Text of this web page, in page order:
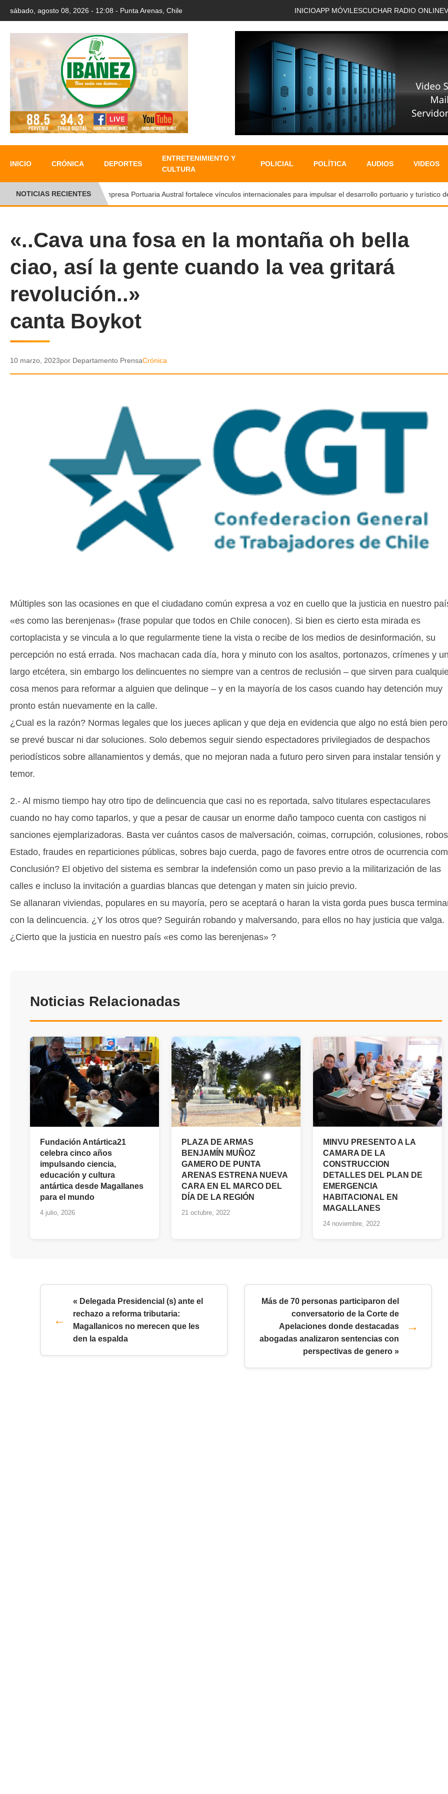
sábado, agosto 08, 2026 - 12:08 - Punta Arenas, Chile INICIOAPP MÓVIL ESCUCHAR RADIO ONLINE
INICIO CRÓNICA DEPORTES
ENTRETENIMIENTO Y
CULTURA
POLICIAL POLÍTICA AUDIOS VIDEOS
NOTICIAS RECIENTESEmpresa Portuaria Austral fortalece vínculos internacionales para impulsar el desarrollo portuario y turístico de
«..Cava una fosa en la montaña oh bella
ciao, así la gente cuando la vea gritará
revolución..»
canta Boykot
10 marzo, 2023por Departamento PrensaCrónica
Múltiples son las ocasiones en que el ciudadano común expresa a voz en cuello que la justicia en nuestro
«es como las berenjenas» (frase popular que todos en Chile conocen). Si bien es cierto esta mirada es
cortoplacista y se vincula a lo que regularmente tiene la vista o recibe de los medios de desinformación, su
percepción no está errada. Nos machacan cada día, hora y minuto con los asaltos, portonazos, crímenes y
largo etcétera, sin embargo los delincuentes no siempre van a centros de reclusión – que sirven para
cosa menos para reformar a alguien que delinque – y en la mayoría de los casos cuando hay detención muy
pronto están nuevamente en la calle.
¿Cual es la razón? Normas legales que los jueces aplican y que deja en evidencia que algo no está bien
se prevé buscar ni dar soluciones. Solo debemos seguir siendo espectadores privilegiados de despachos
periodísticos sobre allanamientos y demás, que no mejoran nada a futuro pero sirven para instalar tensión y
temor.
2.- Al mismo tiempo hay otro tipo de delincuencia que casi no es reportada, salvo titulares espectaculares
cuando no hay como taparlos, y que a pesar de causar un enorme daño tampoco cuenta con castigos ni
sanciones ejemplarizadoras. Basta ver cuántos casos de malversación, coimas, corrupción, colusiones,
Estado, fraudes en reparticiones públicas, sobres bajo cuerda, pago de favores entre otros de ocurrencia
Conclusión? El objetivo del sistema es sembrar la indefensión como un paso previo a la militarización de las
calles e incluso la invitación a guardias blancas que detengan y maten sin juicio previo.
Se allanaran viviendas, populares en su mayoría, pero se aceptará o haran la vista gorda pues busca
con la delincuencia. ¿Y los otros que? Seguirán robando y malversando, para ellos no hay justicia que valga.
¿Cierto que la justicia en nuestro país «es como las berenjenas» ?
Noticias Relacionadas
Fundación Antártica21
celebra cinco años
impulsando ciencia,
educación y cultura
antártica desde Magallanes
para el mundo
4 julio, 2026
PLAZA DE ARMAS
BENJAMÍN MUÑOZ
GAMERO DE PUNTA
ARENAS ESTRENA NUEVA
CARA EN EL MARCO DEL
DÍA DE LA REGIÓN
21 octubre, 2022
MINVU PRESENTO A LA
CAMARA DE LA
CONSTRUCCION
DETALLES DEL PLAN DE
EMERGENCIA
HABITACIONAL EN
MAGALLANES
24 noviembre, 2022
« Delegada Presidencial (s) ante el
rechazo a reforma tributaria:
Magallanicos no merecen que les
den la espalda
Más de 70 personas participaron del
conversatorio de la Corte de
Apelaciones donde destacadas
abogadas analizaron sentencias con
perspectivas de genero »